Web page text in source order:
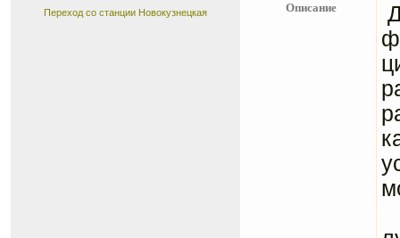
Переход со станции Новокузнецкая Описание